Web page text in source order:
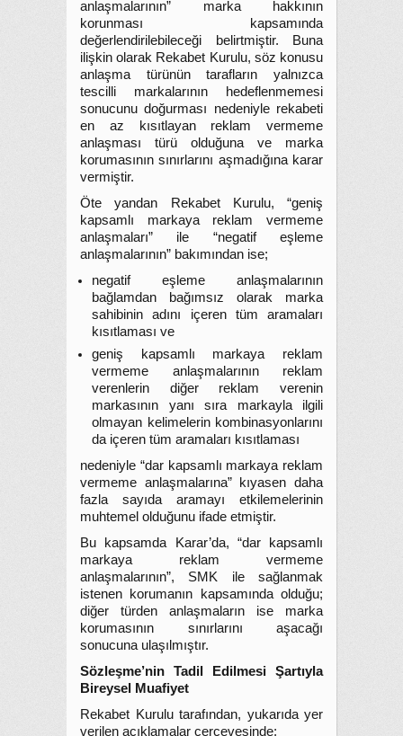
anlaşmalarının” marka hakkının
korunması kapsamında
değerlendirilebileceği belirtmiştir. Buna
ilişkin olarak Rekabet Kurulu, söz konusu
anlaşma türünün tarafların yalnızca
tescilli markalarının hedeflenmemesi
sonucunu doğurması nedeniyle rekabeti
en az kısıtlayan reklam vermeme
anlaşması türü olduğuna ve marka
korumasının sınırlarını aşmadığına karar
vermiştir.
Öte yandan Rekabet Kurulu, “geniş
kapsamlı markaya reklam vermeme
anlaşmaları” ile “negatif eşleme
anlaşmalarının” bakımından ise;
negatif eşleme anlaşmalarının
bağlamdan bağımsız olarak marka
sahibinin adını içeren tüm aramaları
kısıtlaması ve
geniş kapsamlı markaya reklam
vermeme anlaşmalarının reklam
verenlerin diğer reklam verenin
markasının yanı sıra markayla ilgili
olmayan kelimelerin kombinasyonlarını
da içeren tüm aramaları kısıtlaması
nedeniyle “dar kapsamlı markaya reklam
vermeme anlaşmalarına” kıyasen daha
fazla sayıda aramayı etkilemelerinin
muhtemel olduğunu ifade etmiştir.
Bu kapsamda Karar’da, “dar kapsamlı
markaya reklam vermeme
anlaşmalarının”, SMK ile sağlanmak
istenen korumanın kapsamında olduğu;
diğer türden anlaşmaların ise marka
korumasının sınırlarını aşacağı
sonucuna ulaşılmıştır.
Sözleşme’nin Tadil Edilmesi Şartıyla
Bireysel Muafiyet
Rekabet Kurulu tarafından, yukarıda yer
verilen açıklamalar çerçevesinde;